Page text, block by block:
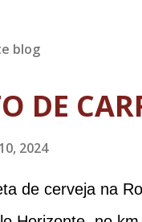
blog
DE
2024
de cerveja na